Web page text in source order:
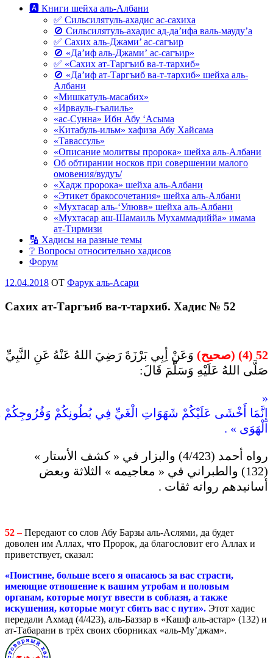
🅰 Книги шейха аль-Албани
✅ Сильсилятуль-ахадис ас-сахиха
🚫 Сильсилятуль-ахадис ад-да’ифа валь-мауду’а
✅ Сахих аль-Джами’ ас-сагъир
🚫 «Да’иф аль-Джами’ ас-сагъир»
✅ «Сахих ат-Таргъиб ва-т-тархиб»
🚫 «Да’иф ат-Таргъиб ва-т-тархиб» шейха аль-
Албани
«Мишкатуль-масабих»
«Ирвауль-гъалиль»
«ас-Сунна» Ибн Абу ‘Асыма
«Китабуль-ильм» хафиза Абу Хайсама
«Тавассуль»
«Описание молитвы пророка» шейха аль-Албани
Об обтирании носков при совершении малого
омовения/вудуъ/
«Хадж пророка» шейха аль-Албани
«Этикет бракосочетания» шейха аль-Албани
«Мухтасар аль-‘Улювв» шейха аль-Албани
«Мухтасар аш-Шамаиль Мухаммадиййа» имама
ат-Тирмизи
🔡 Хадисы на разные темы
❔ Вопросы относительно хадисов
Форум
Опубликовано
12.04.2018 OT Фарук аль-Асари
Сахих ат-Таргъиб ва-т-тархиб. Хадис № 52
52 (4) (صحيح)
وَعَنْ أِبِي بَرْزَةَ رَضِيَ اللهُ عَنْهُ عَنِ النَّبِيِّ
صَلَّى اللهُ عَلَيْهِ وَسَلَّمَ قَالَ:
«
إِنَّمَا أَخْشَى عَلَيْكُمْ شَهَوَاتِ الْغَيِّ فِي بُطُونِكُمْ
الْهَوَى » .
رواه أحمد (4/423) والبزار في « كشف الأستار »
(132) والطبراني في « معاجيمه » الثلاثة وبعض
أسانيدهم رواته ثقات .
52 –Передают со слов Абу Барзы аль-Аслями, да будет
доволен им Аллах, что Пророк, да благословит его Аллах и
приветствует, сказал:
«Поистине, больше всего я опасаюсь за вас страсти,
имеющие отношение к вашим утробам и половым
органам, которые могут ввести в соблазн, а также
искушения, которые могут сбить вас с пути». Этот хадис
передали Ахмад (4/423), аль-Баззар в «Кашф аль-астар» (132) и
ат-Табарани в трёх своих сборниках «аль-Му’джам».